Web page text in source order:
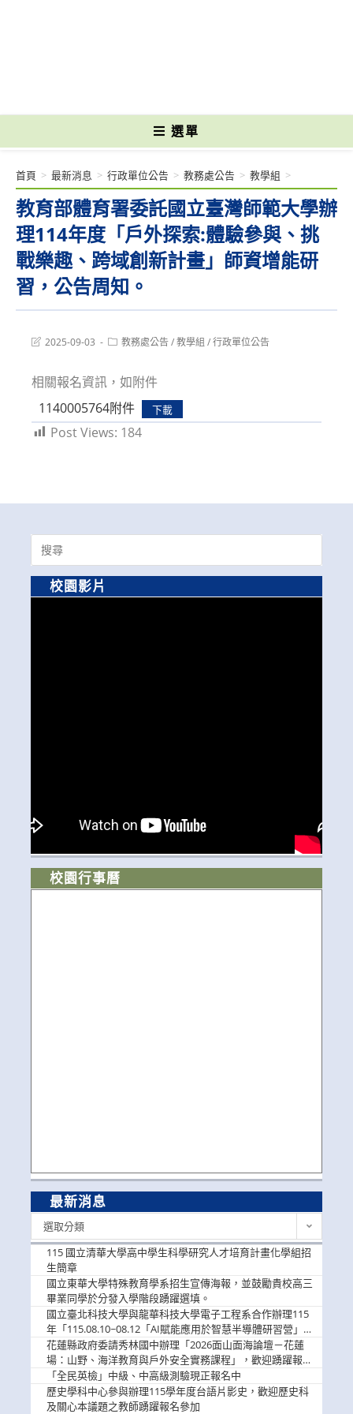
選單
教育部體育署委託國立臺灣師範大學辦
理114年度「戶外探索:體驗參與、挑
戰樂趣、跨域創新計畫」師資增能研
習，公告周知。
首頁 > 最新消息 > 行政單位公告 > 教務處公告 > 教學組 >
Post2025-09-03
Post教務處公告/教學組 /行政單位公告
相關報名資訊，如附件
1140005764附件
下載
Post Views: 184
Search
for:
校園影片
校園行事曆
最新消息
選取分類
115 國立清華大學高中學生科學研究人才培育計畫化學組招
生簡章
國立東華大學特殊教育學系招生宣傳海報，並鼓勵貴校高三
畢業同學於分發入學階段踴躍選填。
國立臺北科技大學與龍華科技大學電子工程系合作辦理115
年「115.08.10~08.12「AI賦能應用於智慧半導體研習營」，
歡迎學生踴躍報名參加
花蓮縣政府委請秀林國中辦理「2026面山面海論壇－花蓮
場：山野、海洋教育與戶外安全實務課程」，歡迎踴躍報名
參加
「全民英檢」中級、中高級測驗現正報名中
歷史學科中心參與辦理115學年度台語片影史，歡迎歷史科
及關心本議題之教師踴躍報名參加